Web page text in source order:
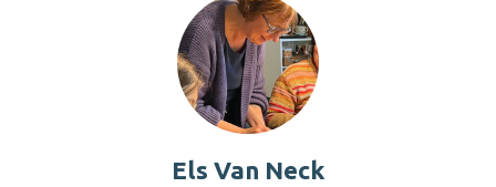
Els Van Neck